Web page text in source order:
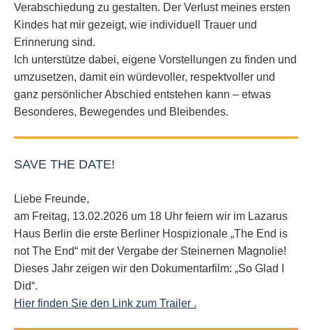
Verabschiedung zu gestalten. Der Verlust meines ersten
Kindes hat mir gezeigt, wie individuell Trauer und
Erinnerung sind.
Ich unterstütze dabei, eigene Vorstellungen zu finden und
umzusetzen, damit ein würdevoller, respektvoller und
ganz persönlicher Abschied entstehen kann – etwas
Besonderes, Bewegendes und Bleibendes.
SAVE THE DATE!
Liebe Freunde,
am Freitag, 13.02.2026 um 18 Uhr feiern wir im Lazarus
Haus Berlin die erste Berliner Hospizionale „The End is
not The End“ mit der Vergabe der Steinernen Magnolie!
Dieses Jahr zeigen wir den Dokumentarfilm: „So Glad I
Did“.
Hier finden Sie den Link zum Trailer .